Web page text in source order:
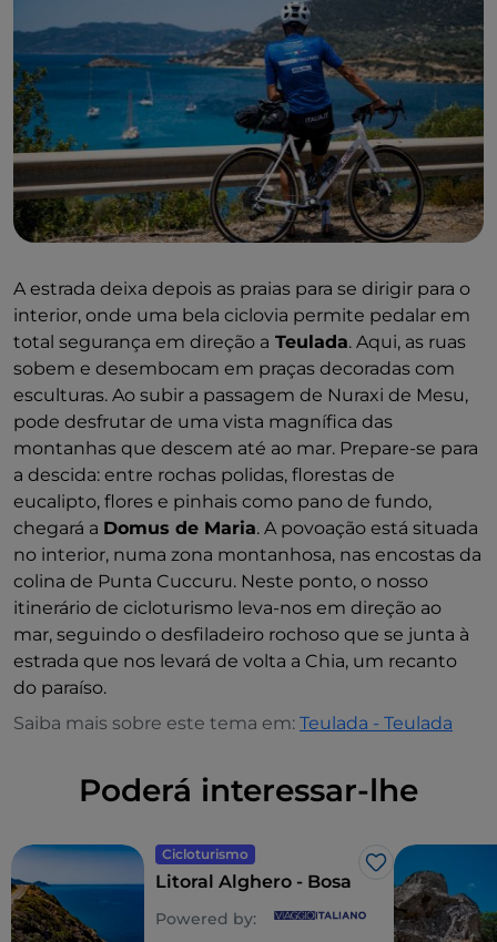
A estrada deixa depois as praias para se dirigir para o
interior, onde uma bela ciclovia permite pedalar em
total segurança em direção a Teulada. Aqui, as ruas
sobem e desembocam em praças decoradas com
esculturas. Ao subir a passagem de Nuraxi de Mesu,
pode desfrutar de uma vista magnífica das
montanhas que descem até ao mar. Prepare-se para
a descida: entre rochas polidas, florestas de
eucalipto, flores e pinhais como pano de fundo,
chegará a Domus de Maria. A povoação está situada
no interior, numa zona montanhosa, nas encostas da
colina de Punta Cuccuru. Neste ponto, o nosso
itinerário de cicloturismo leva-nos em direção ao
mar, seguindo o desfiladeiro rochoso que se junta à
estrada que nos levará de volta a Chia, um recanto
do paraíso.
Saiba mais sobre este tema em: Teulada - Teulada
Poderá interessar-lhe
Cicloturismo
Gosto
Litoral Alghero - Bosa
Powered by: